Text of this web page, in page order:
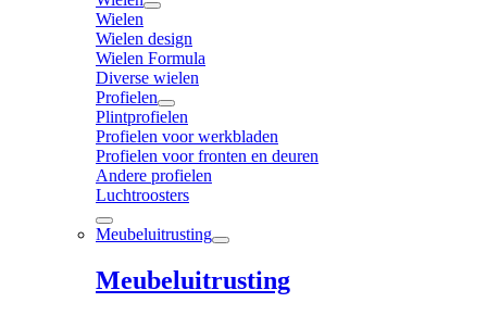
Wielen
Wielen design
Wielen Formula
Diverse wielen
Profielen
Plintprofielen
Profielen voor werkbladen
Profielen voor fronten en deuren
Andere profielen
Luchtroosters
Meubeluitrusting
Meubeluitrusting